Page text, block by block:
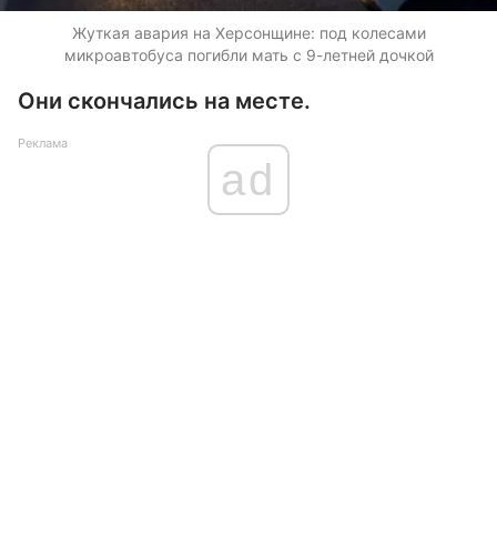
Жуткая авария на Херсонщине: под колесами
микроавтобуса погибли мать с 9-летней дочкой
Они скончались на месте.
Реклама
ad